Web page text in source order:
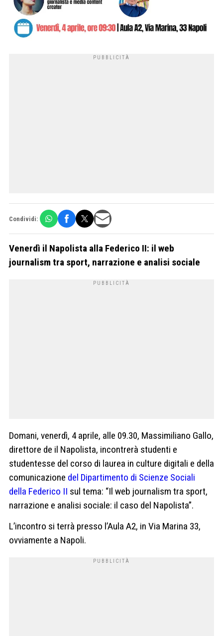
Condividi:
Venerdì il Napolista alla Federico II: il web
journalism tra sport, narrazione e analisi sociale
Domani, venerdì, 4 aprile, alle 09.30, Massimiliano Gallo,
direttore de il Napolista, incontrerà studenti e
studentesse del corso di laurea in culture digitali e della
comunicazione del Dipartimento di Scienze Sociali
della Federico II sul tema: “Il web journalism tra sport,
narrazione e analisi sociale: il caso del Napolista”.
L’incontro si terrà presso l’Aula A2, in Via Marina 33,
ovviamente a Napoli.